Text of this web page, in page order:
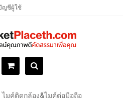
ญชีผู้ใช้
ไมค์ติดกล้อง&ไมค์ต่อมือถือ